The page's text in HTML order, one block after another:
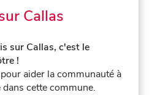
Callas
sur Callas, c'est le
!
aider la communauté à
cette commune.